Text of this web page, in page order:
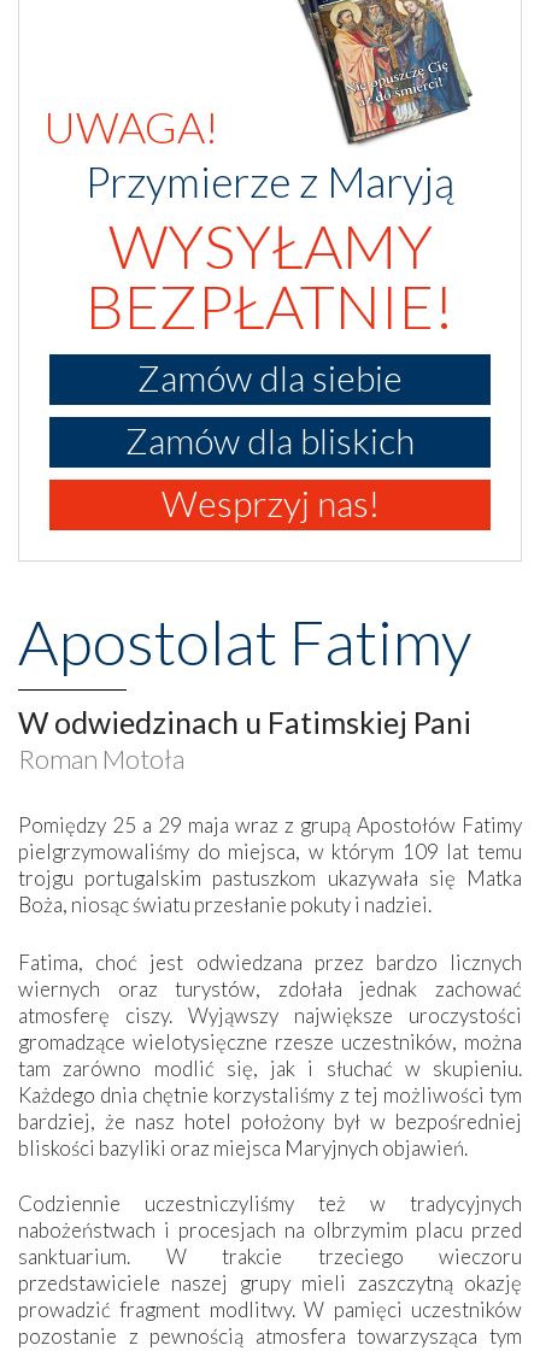
UWAGA!
Przymierze z Maryją
WYSYŁAMY
BEZPŁATNIE!
Zamów dla siebie
Zamów dla bliskich
Wesprzyj nas!
Apostolat Fatimy
W odwiedzinach u Fatimskiej Pani
Roman Motoła
Pomiędzy 25 a 29 maja wraz z grupą Apostołów Fatimy
pielgrzymowaliśmy do miejsca, w którym 109 lat temu
trojgu portugalskim pastuszkom ukazywała się Matka
Boża, niosąc światu przesłanie pokuty i nadziei.
Fatima, choć jest odwiedzana przez bardzo licznych
wiernych oraz turystów, zdołała jednak zachować
atmosferę ciszy. Wyjąwszy największe uroczystości
gromadzące wielotysięczne rzesze uczestników, można
tam zarówno modlić się, jak i słuchać w skupieniu.
Każdego dnia chętnie korzystaliśmy z tej możliwości tym
bardziej, że nasz hotel położony był w bezpośredniej
bliskości bazyliki oraz miejsca Maryjnych objawień.
Codziennie uczestniczyliśmy też w tradycyjnych
nabożeństwach i procesjach na olbrzymim placu przed
sanktuarium. W trakcie trzeciego wieczoru
przedstawiciele naszej grupy mieli zaszczytną okazję
prowadzić fragment modlitwy. W pamięci uczestników
pozostanie z pewnością atmosfera towarzysząca tym